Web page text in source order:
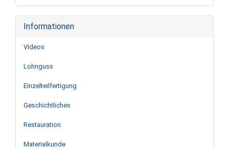
Informationen
Videos
Lohnguss
Einzelteilfertigung
Geschichtliches
Restauration
Materialkunde